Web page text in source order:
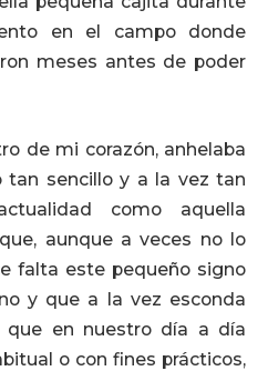
en el campo donde
meses antes de poder
de mi corazón, anhelaba
tan sencillo y a la vez tan
como aquella
aunque a veces no lo
falta este pequeño signo
y que a la vez esconda
que en nuestro día a día
o con fines prácticos,